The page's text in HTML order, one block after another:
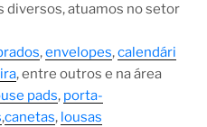
diversos, atuamos no setor
,envelopes,calendári
, entre outros e na área
pads, porta-
,canetas, lousas